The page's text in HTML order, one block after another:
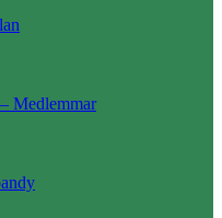
Medlemmar